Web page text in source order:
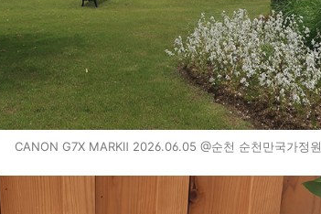
CANON G7X MARKⅡ 2026.06.05 @순천 순천만국가정원